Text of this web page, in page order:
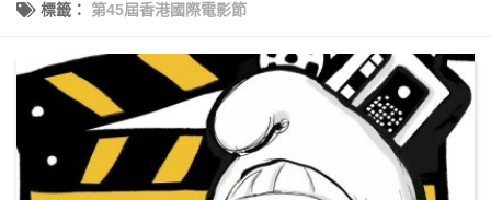
標籤： 第45屆香港國際電影節